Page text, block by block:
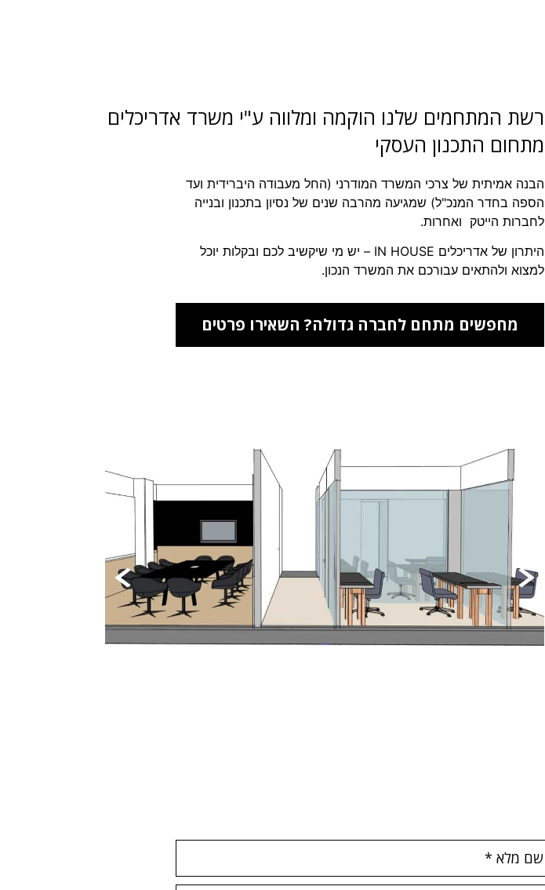
רשת המתחמים שלנו הוקמה ומלווה ע"י משרד אדריכלים
מתחום התכנון העסקי
הבנה אמיתית של צרכי המשרד המודרני (החל מעבודה היברידית ועד
הספה בחדר המנכ"ל) שמגיעה מהרבה שנים של נסיון בתכנון ובנייה
לחברות הייטק ואחרות.
היתרון של אדריכלים IN HOUSE – יש מי שיקשיב לכם ובקלות יוכל
למצוא ולהתאים עבורכם את המשרד הנכון.
מחפשים מתחם לחברה גדולה? השאירו פרטים